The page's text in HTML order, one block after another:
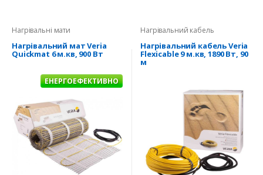
Нагрівальні мати
Нагрівальний мат Veria
Quickmat 6 м.кв, 900 Вт
ЕНЕРГОЕФЕКТИВНО
Нагрівальний кабель
Нагрівальний кабель Veria
Flexicable 9 м.кв, 1890 Вт, 90
м